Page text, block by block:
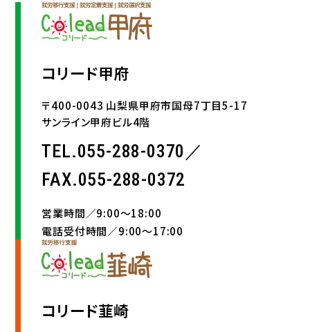
コリード甲府
〒400-0043 山梨県甲府市国母7丁目5-17
サンライン甲府ビル4階
TEL.055-288-0370／
FAX.055-288-0372
営業時間／9:00〜18:00
電話受付時間／9:00〜17:00
コリード韮崎